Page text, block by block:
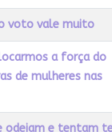
voto vale muito
a força do
de mulheres nas
odeiam e tentam